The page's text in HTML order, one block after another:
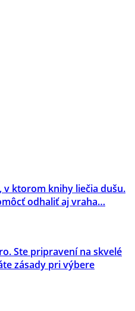
v ktorom knihy liečia dušu.
odhaliť aj vraha…
Ste pripravení na skvelé
zásady pri výbere